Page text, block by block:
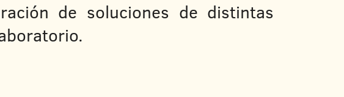
de soluciones de distintas